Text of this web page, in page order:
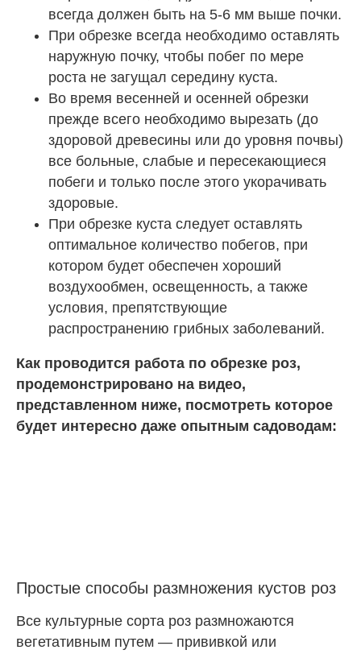
всегда должен быть на 5-6 мм выше почки.
При обрезке всегда необходимо оставлять
наружную почку, чтобы побег по мере
роста не загущал середину куста.
Во время весенней и осенней обрезки
прежде всего необходимо вырезать (до
здоровой древесины или до уровня почвы)
все больные, слабые и пересекающиеся
побеги и только после этого укорачивать
здоровые.
При обрезке куста следует оставлять
оптимальное количество побегов, при
котором будет обеспечен хороший
воздухообмен, освещенность, а также
условия, препятствующие
распространению грибных заболеваний.
Как проводится работа по обрезке роз,
продемонстрировано на видео,
представленном ниже, посмотреть которое
будет интересно даже опытным садоводам:
Простые способы размножения кустов роз
Все культурные сорта роз размножаются
вегетативным путем — прививкой или